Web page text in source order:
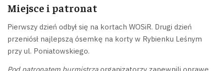
Miejsce i patronat
Pierwszy dzień odbył się na kortach WOSiR. Drugi dzień
przeniósł najlepszą ósemkę na korty w Rybienku Leśnym
przy ul. Poniatowskiego.